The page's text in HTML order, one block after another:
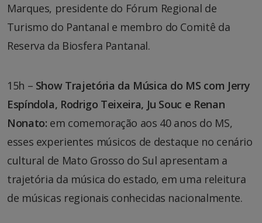
Marques, presidente do Fórum Regional de
Turismo do Pantanal e membro do Comitê da
Reserva da Biosfera Pantanal.
15h – Show Trajetória da Música do MS com Jerry
Espíndola, Rodrigo Teixeira, Ju Souc e Renan
Nonato: em comemoração aos 40 anos do MS,
esses experientes músicos de destaque no cenário
cultural de Mato Grosso do Sul apresentam a
trajetória da música do estado, em uma releitura
de músicas regionais conhecidas nacionalmente.